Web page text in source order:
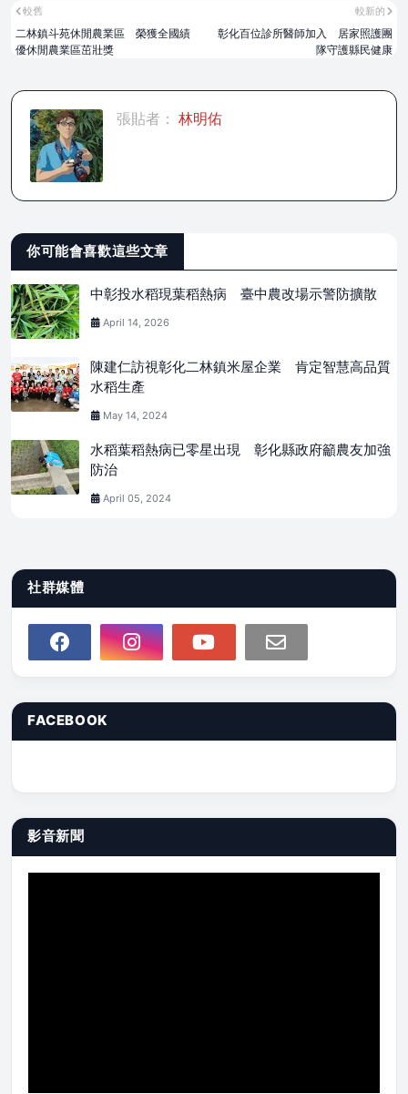
較新的
彰化百位診所醫師加入 居家照護團
隊守護縣民健康
較舊
二林鎮斗苑休閒農業區 榮獲全國績
優休閒農業區茁壯獎
張貼者： 林明佑
你可能會喜歡這些文章
中彰投水稻現葉稻熱病 臺中農改場示警防擴散
April 14, 2026
陳建仁訪視彰化二林鎮米屋企業 肯定智慧高品質
水稻生產
May 14, 2024
水稻葉稻熱病已零星出現 彰化縣政府籲農友加強
防治
April 05, 2024
社群媒體
FACEBOOK
影音新聞